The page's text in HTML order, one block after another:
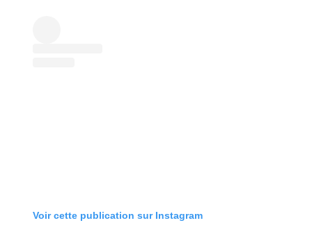
Voir cette publication sur Instagram